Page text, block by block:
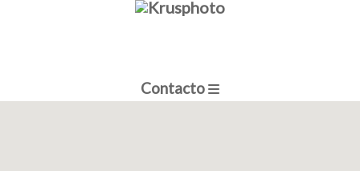
Contacto